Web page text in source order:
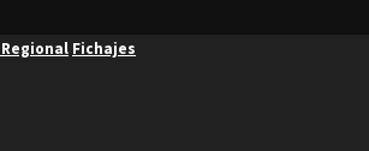
Fichajes